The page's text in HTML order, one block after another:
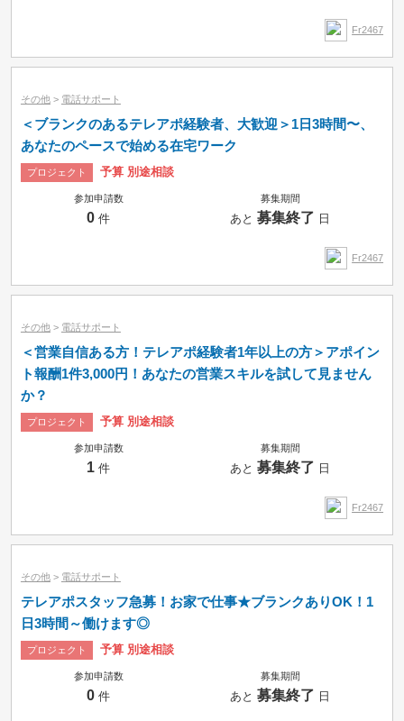
Fr2467
その他 > 電話サポート
＜ブランクのあるテレアポ経験者、大歓迎＞1日3時間〜、
あなたのペースで始める在宅ワーク
プロジェクト 予算 別途相談
参加申請数
0 件
募集期間
あと募集終了 日
Fr2467
その他 > 電話サポート
＜営業自信ある方！テレアポ経験者1年以上の方＞アポイン
ト報酬1件3,000円！あなたの営業スキルを試して見ません
か？
プロジェクト 予算 別途相談
参加申請数
1 件
募集期間
あと募集終了 日
Fr2467
その他 > 電話サポート
テレアポスタッフ急募！お家で仕事★ブランクありOK！1
日3時間～働けます◎
プロジェクト 予算 別途相談
参加申請数
0 件
募集期間
あと募集終了 日